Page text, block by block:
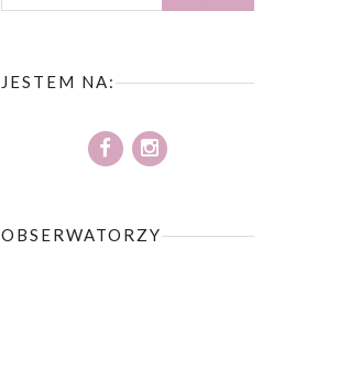
JESTEM NA:
OBSERWATORZY